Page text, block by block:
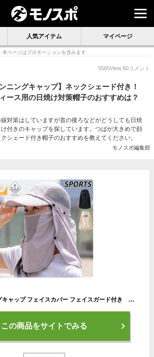
人気アイテム マイページ
本ページはプロモーションを含みます
5565View 60コメント
ンニングキャップ】ネックシェード付き！
ース用の日焼け対策帽子のおすすめは？
対策はしていますが首の後ろなどがどうしても日焼
付きのキャップを探しています。つばが大きめで顔
シェード付き帽子のおすすめを教えてください。
モノスポ編集部
3WAY ランニングキャップ フェイスカバー フェイスガード付き フェイスマスク ジョギング 帽子 アウトドア メッシュ 日よけ レディース キャップ スポーツ
この商品をサイトでみる